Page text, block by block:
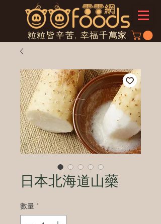
粒粒皆辛苦, 幸福千萬家
日本北海道山藥
數量 *